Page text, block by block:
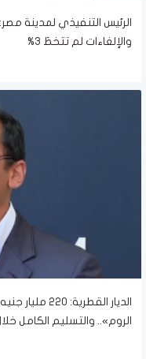
الرئيس التنفيذي لمدينة
والإلغاءات لم تتخطَ 3%
الديار
الروم».. والتسليم الكامل خلال 15